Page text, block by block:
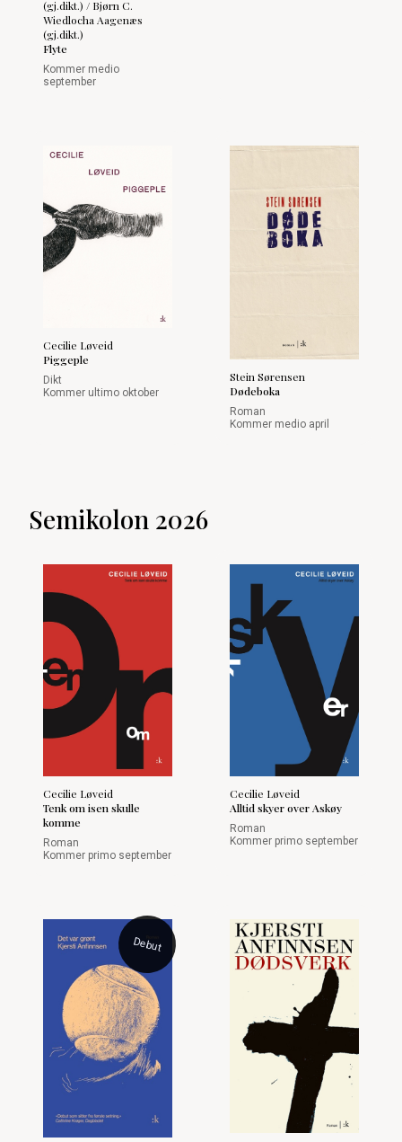
(gj.dikt.) / Bjørn C.
Wiedlocha Aagenæs
(gj.dikt.)
Flyte
Kommer medio
september
Cecilie Løveid
Piggeple
Dikt
Kommer ultimo oktober
Stein Sørensen
Dødeboka
Roman
Kommer medio april
Semikolon 2026
Cecilie Løveid
Tenk om isen skulle
komme
Roman
Kommer primo september
Cecilie Løveid
Alltid skyer over Askøy
Roman
Kommer primo september
Debut